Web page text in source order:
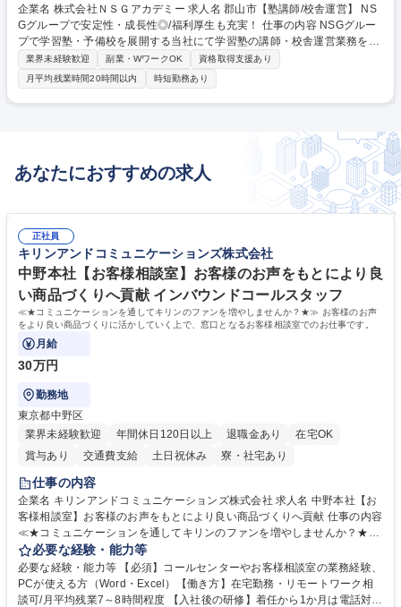
企業名 株式会社ＮＳＧアカデミー 求人名 郡山市【塾講師/校舎運営】 NS
Gグループで安定性・成長性◎/福利厚生も充実！ 仕事の内容 NSGグルー
プで学習塾・予備校を展開する当社にて学習塾の講師・校舎運営業務をご
担当いただきます。初期配属は新潟市の校舎を予定しております。※正社
員登用後は異動の可能性もございます。 【具体的には】 ■授業指導（小学
生・中学生を対象としたクラス授業指導） ■学習・進学指導 ■生徒・保護
者面談 ■入塾手続き対応 ■入塾説明会開催 ■体験授業等の企画・運営 など
集職種 郡山市【塾講師/校舎運営】 NSGグループで安定性・成長性◎/福利
業界未経験歓迎 副業・WワークOK
資格取得支援あり
月平均残業時間20時間以内
時短勤務あり
あなたにおすすめの求人
正社員
キリンアンドコミュニケーションズ株式会社
中野本社【お客様相談室】お客様のお声をもとにより良
い商品づくりへ貢献 インバウンドコールスタッフ
≪★コミュニケーションを通してキリンのファンを増やしませんか？★≫ お客様のお声
をより良い商品づくりに活かしていく上で、窓口となるお客様相談室でのお仕事です。
月給
30万円
勤務地
東京都中野区
業界未経験歓迎
年間休日120日以上 退職金あり
在宅OK
賞与あり
交通費支給 土日祝休み 寮・社宅あり
仕事の内容
企業名 キリンアンドコミュニケーションズ株式会社 求人名 中野本社【お
客様相談室】お客様のお声をもとにより良い商品づくりへ貢献 仕事の内容
≪★コミュニケーションを通してキリンのファンを増やしませんか？★≫
お客様のお声をより良い商品づくりに活かしていく上で、窓口となるお客
様相談室でのお仕事です。 日々お客様からいただくキリングループへのご
意見を、企業活動に活かしています。お客様からの声に迅速かつ誠意をも
って対応、情報提供するとともにグループ内活動に反映しています。 【具
必要な経験・能力等
必要な経験・能力等 【必須】コールセンターやお客様相談室の業務経験、
PCが使える方（Word・Excel）【働き方】在宅勤務・リモートワーク相
談可/月平均残業7～8時間程度 【入社後の研修】着任から1か月は電話対応